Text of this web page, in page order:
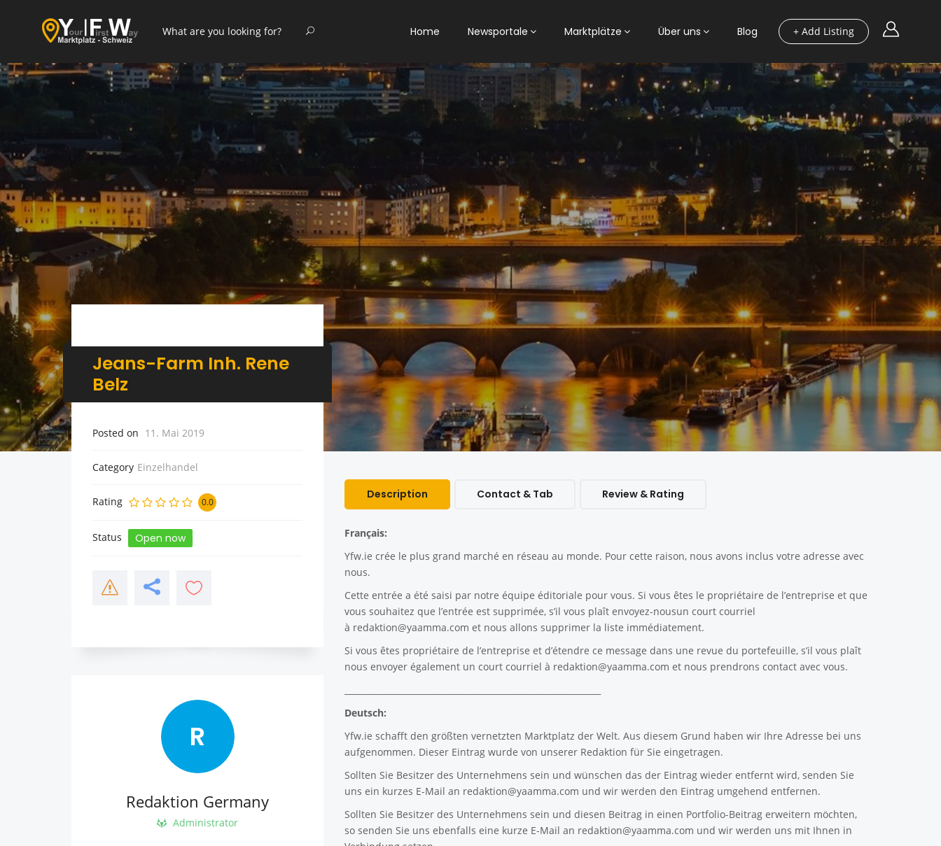
+ Add Listing
Home Newsportale Marktplätze Über uns Blog
Jeans-Farm Inh. Rene
Belz
Posted on 11. Mai 2019
Category Einzelhandel
Rating 0.0
Status Open now
Description Contact & Tab Review & Rating
Français:
Yfw.ie crée le plus grand marché en réseau au monde. Pour cette raison, nous avons inclus votre adresse avec
nous.
Cette entrée a été saisi par notre équipe éditoriale pour vous. Si vous êtes le propriétaire de l’entreprise et que
vous souhaitez que l’entrée est supprimée, s’il vous plaît envoyez-nousun court courriel
à redaktion@yaamma.com et nous allons supprimer la liste immédiatement.
Si vous êtes propriétaire de l’entreprise et d’étendre ce message dans une revue du portefeuille, s’il vous plaît
nous envoyer également un court courriel à redaktion@yaamma.com et nous prendrons contact avec vous.
Deutsch:
Yfw.ie schafft den größten vernetzten Marktplatz der Welt. Aus diesem Grund haben wir Ihre Adresse bei uns
aufgenommen. Dieser Eintrag wurde von unserer Redaktion für Sie eingetragen.
Sollten Sie Besitzer des Unternehmens sein und wünschen das der Eintrag wieder entfernt wird, senden Sie
uns ein kurzes E-Mail an redaktion@yaamma.com und wir werden den Eintrag umgehend entfernen.
Sollten Sie Besitzer des Unternehmens sein und diesen Beitrag in einen Portfolio-Beitrag erweitern möchten,
so senden Sie uns ebenfalls eine kurze E-Mail an redaktion@yaamma.com und wir werden uns mit Ihnen in
R
Redaktion Germany
Administrator